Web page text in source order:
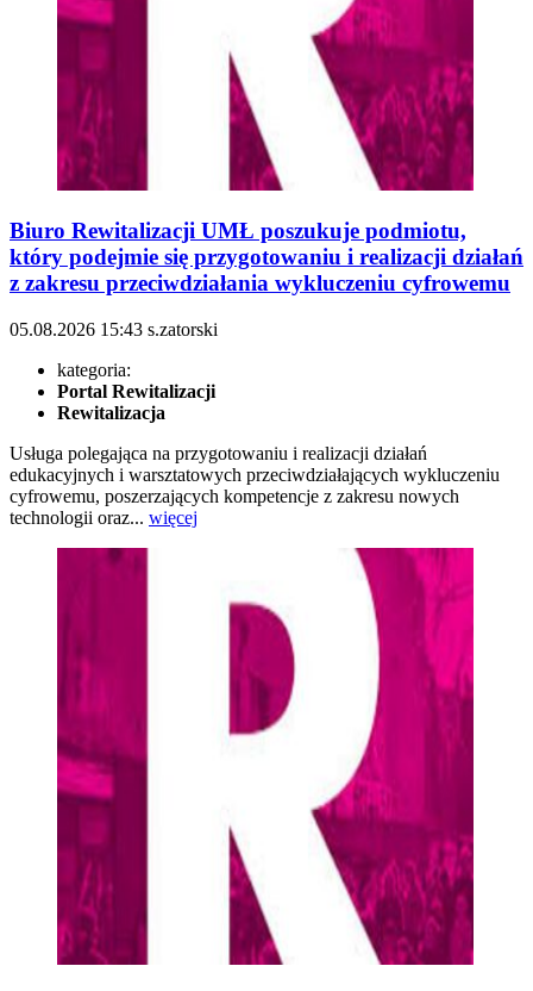
Biuro Rewitalizacji UMŁ poszukuje podmiotu,
który podejmie się przygotowaniu i realizacji działań
z zakresu przeciwdziałania wykluczeniu cyfrowemu
05.08.2026 15:43 s.zatorski
kategoria:
Portal Rewitalizacji
Rewitalizacja
Usługa polegająca na przygotowaniu i realizacji działań
edukacyjnych i warsztatowych przeciwdziałających wykluczeniu
cyfrowemu, poszerzających kompetencje z zakresu nowych
technologii oraz... więcej